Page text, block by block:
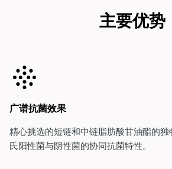
主要优势
广谱抗菌效果
精心挑选的短链和中链脂肪酸甘油酯的独
氏阳性菌与阴性菌的协同抗菌特性。